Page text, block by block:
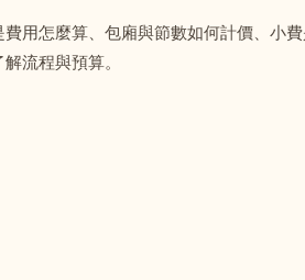
用怎麼算、包廂與節數如何計價、小
流程與預算。